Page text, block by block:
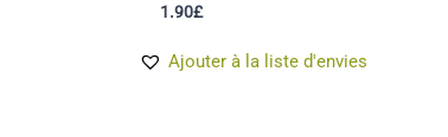
1.90£
Ajouter à la liste d'envies